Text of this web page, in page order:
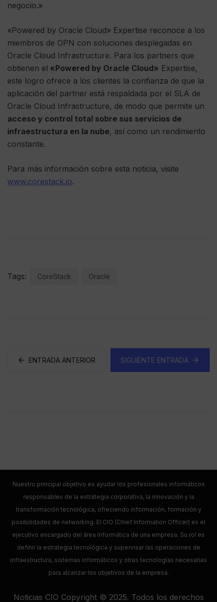
negocio.»
«Powered by Oracle Cloud» Expertise reconoce a los
miembros de OPN con soluciones desplegadas en
Oracle Cloud Infrastructure. Para los partners que
obtienen el «Powered by Oracle Cloud» Expertise,
este logro ofrece a los clientes la confianza de que la
aplicación del partner está respaldada por el SLA de
Oracle Cloud Infrastructure, de modo que permite un
acceso y control total sobre sus servicios de
infraestructura en la nube, así como un rendimiento
constante.
Para más información sobre esta noticia, visite
www.corestack.io.
Tags: CoreStack Oracle
ENTRADA ANTERIOR SIGUIENTE ENTRADA
Nuestro principal objetivo es ayudar los profesionales informáticos
responsables de la estrategia corporativa, la innovación y la
transformación tecnológica, ofreciendo información, formación y
posibilidades de networking. El CIO (Chief Information Officer) es el
ejecutivo encargado del área informática de una empresa. Su rol es
definir la estrategia tecnológica y supervisar las operaciones de
infraestructura, sistemas informáticos y otras tecnologías necesarias
para alcanzar los objetivos de la empresa.
Noticias CIO Copyright © 2025. Todos los derechos